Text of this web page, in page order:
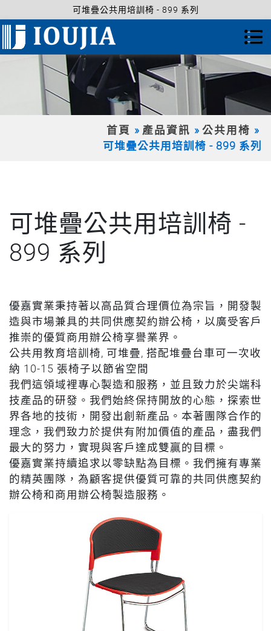
可堆疊公共用培訓椅 - 899 系列
首頁 產品資訊
公共用椅
可堆疊公共用培訓椅 - 899 系列
可堆疊公共用培訓椅 -
899 系列
優嘉實業秉持著以高品質合理價位為宗旨，開發製
造與市場兼具的共同供應契約辦公椅，以廣受客戶
推崇的優質商用辦公椅享譽業界。
公共用教育培訓椅, 可堆疊, 搭配堆疊台車可一次收
納 10-15 張椅子以節省空間
我們這領域裡專心製造和服務，並且致力於尖端科
技產品的研發。我們始終保持開放的心態，探索世
界各地的技術，開發出創新產品。本著團隊合作的
理念，我們致力於提供有附加價值的產品，盡我們
最大的努力，實現與客戶達成雙贏的目標。
優嘉實業持續追求以零缺點為目標。我們擁有專業
的精英團隊，為顧客提供優質可靠的共同供應契約
辦公椅和商用辦公椅製造服務。